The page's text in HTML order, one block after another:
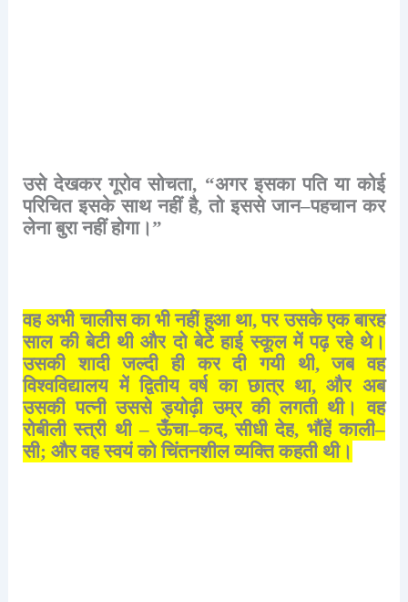
उसे देखकर गूरोव सोचता, “अगर इसका पति या कोई
परिचित इसके साथ नहीं है,तो इससे जान–पहचान कर
लेना बुरा नहीं होगा।”
वह अभी चालीस का भी नहीं हुआ था,पर उसके एक बारह
साल की बेटी थी और दो बेटे हाई स्कूल में पढ़ रहे थे।
उसकी शादी जल्दी ही कर दी गयी थी,जब वह
विश्वविद्यालय में द्वितीय वर्ष का छात्र था,और अब
उसकी पत्नी उससे ड्योढ़ी उम्र की लगती थी।
वह
रोबीली स्त्री थी–ऊँचा–कद,सीधी देह, भौंहें काली–
सी;और वह स्वयं को चिंतनशील व्यक्ति कहती थी।